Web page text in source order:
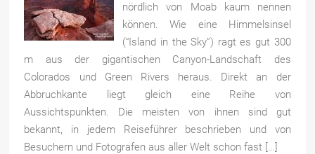
nördlich von Moab kaum nennen
können. Wie eine Himmelsinsel
(“Island in the Sky”) ragt es gut 300
m aus der gigantischen Canyon-Landschaft des
Colorados und Green Rivers heraus. Direkt an der
Abbruchkante liegt gleich eine Reihe von
Aussichtspunkten. Die meisten von ihnen sind gut
bekannt, in jedem Reiseführer beschrieben und von
Besuchern und Fotografen aus aller Welt schon fast […]